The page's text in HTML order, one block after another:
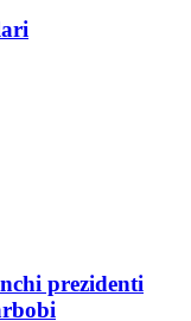
prezidenti